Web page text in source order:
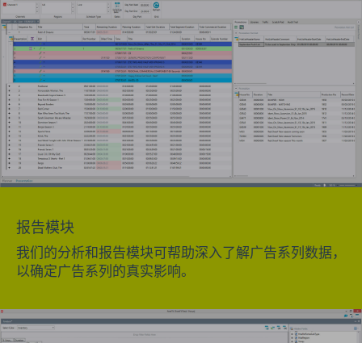
报告模块
我们的分析和报告模块可帮助深入了解广告系列数据，
以确定广告系列的真实影响。